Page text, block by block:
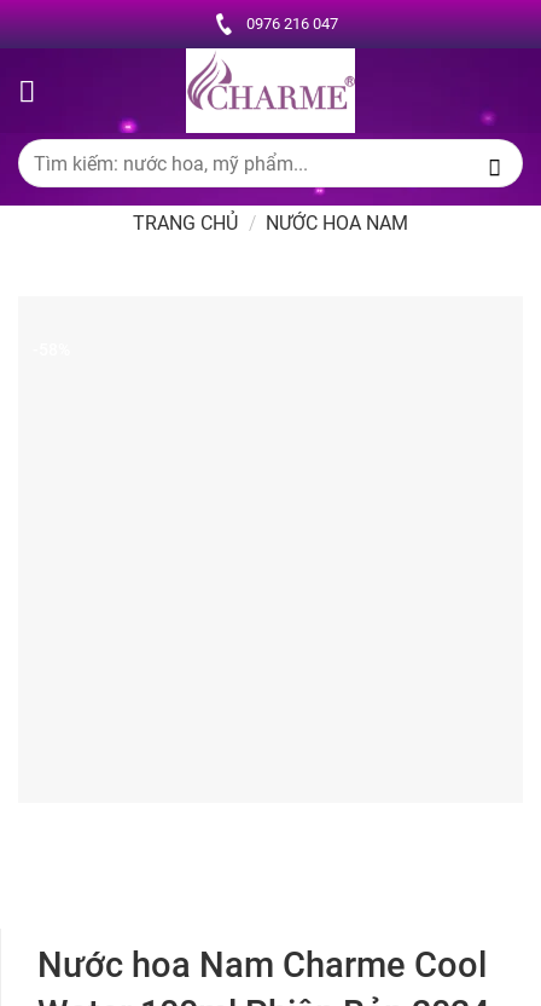
Chuyển
đến
dung
0976 216 047
Tìm
kiếm:
TRANG CHỦ / NƯỚC HOA NAM
Nước hoa Nam Charme Cool